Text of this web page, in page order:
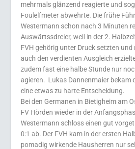
mehrmals glänzend reagierte und
Foulelfmeter abwehrte. Die frühe
Westermann schon nach 3 Minuten
Auswärtssdreier, weil in der 2.
FVH gehörig unter Druck setzten
auch den verdienten Ausgleich
zudem fast eine halbe Stunde nur
agieren. Lukas Dannenmaier bekam
eine etwas zu harte Entscheidung.
Bei den Germanen in Bietigheim am
FV Hörden wieder in der
Westermann schloss einen gut
0:1 ab. Der FVH kam in der ersten
pomadig wirkende Hausherren nur